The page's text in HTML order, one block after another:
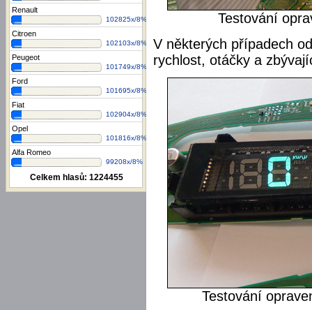
Renault
102825x/8%
Citroen
102103x/8%
Peugeot
101749x/8%
Ford
101695x/8%
Fiat
102904x/8%
Opel
101816x/8%
Alfa Romeo
99208x/8%
Celkem hlasů: 1224455
Testování
V některých případech
rychlost, otáčky a
Testování